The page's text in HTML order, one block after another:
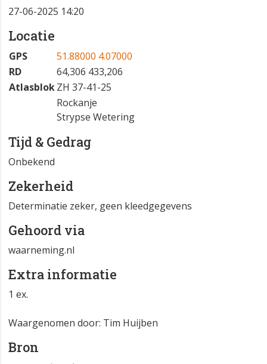
27-06-2025 14:20
Locatie
GPS
51.88000 4.07000
RD
64,306 433,206
AtlasblokZH 37-41-25
Rockanje
Strypse Wetering
Tijd & Gedrag
Onbekend
Zekerheid
Determinatie zeker, geen kleedgegevens
Gehoord via
waarneming.nl
Extra informatie
1 ex.
Waargenomen door: Tim Huijben
Bron